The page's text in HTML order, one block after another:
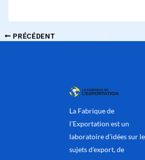
PRÉCÉDENT
La Fabrique de
l’Exportation est un
laboratoire d’idées sur
sujets d’export, de